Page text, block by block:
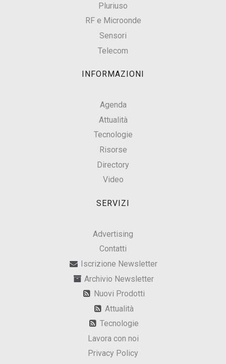
Pluriuso
RF e Microonde
Sensori
Telecom
INFORMAZIONI
Agenda
Attualità
Tecnologie
Risorse
Directory
Video
SERVIZI
Advertising
Contatti
Iscrizione Newsletter
Archivio Newsletter
Nuovi Prodotti
Attualità
Tecnologie
Lavora con noi
Privacy Policy